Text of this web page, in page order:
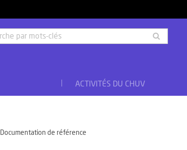
ACTIVITÉS DU CHUV
Documentation de référence